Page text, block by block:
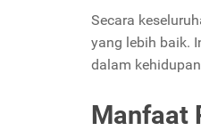
Secara
yang lebih baik.
dalam
Manfaat